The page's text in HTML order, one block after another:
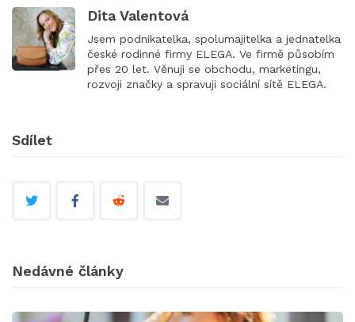
Dita Valentová
Jsem podnikatelka, spolumajitelka a jednatelka
české rodinné firmy ELEGA. Ve firmě působím
přes 20 let. Věnuji se obchodu, marketingu,
rozvoji značky a spravuji sociální sítě ELEGA.
Sdílet
Nedávné články